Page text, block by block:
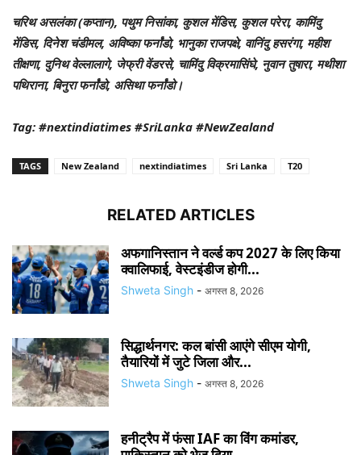
चरिथ असलंका (कप्तान), पथुम निसांका, कुशल मेंडिस, कुशल परेरा, कामिंदु
मेंडिस, दिनेश चंडीमल, अविष्का फर्नांडो, भानुका राजपक्षे, वानिंदु हसरंगा, महीश
तीक्षणा, दुनिथ वेल्लालागे, जेफ्री वेंडरसे, चामिंदु विक्रमासिंघे, नुवान तुषारा, मथीशा
पथिराना, बिनुरा फर्नांडो, असिथा फर्नांडो।
Tag: #nextindiatimes #SriLanka #NewZealand
TAGS New Zealand nextindiatimes Sri Lanka T20
RELATED ARTICLES
अफगानिस्तान ने वर्ल्ड कप 2027 के लिए किया
क्वालिफाई, वेस्टइंडीज होगी...
Shweta Singh - अगस्त 8, 2026
सिद्धार्थनगर: कल बांसी आएंगे सीएम योगी,
तैयारियों में जुटे जिला और...
Shweta Singh - अगस्त 8, 2026
हनीट्रैप में फंसा IAF का विंग कमांडर,